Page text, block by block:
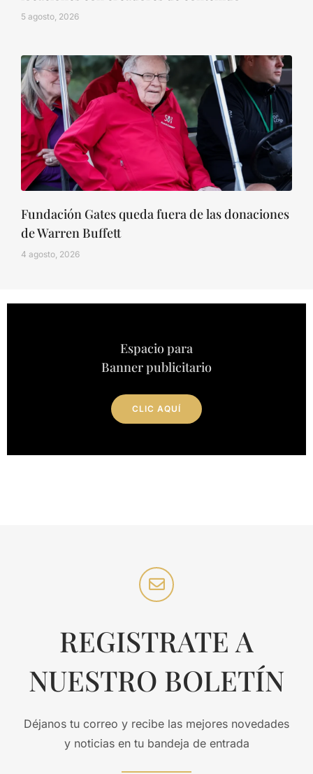
5 agosto, 2026
Fundación Gates queda fuera de las donaciones
de Warren Buffett
4 agosto, 2026
Espacio para
Banner publicitario
CLIC AQUÍ
REGISTRATE A
NUESTRO BOLETÍN
Déjanos tu correo y recibe las mejores novedades
y noticias en tu bandeja de entrada